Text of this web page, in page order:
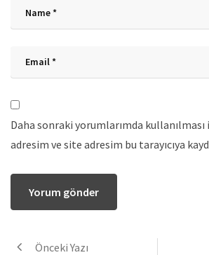
Daha sonraki yorumlarımda
adresim ve site adresim bu tarayıcıya
Önceki Yazı